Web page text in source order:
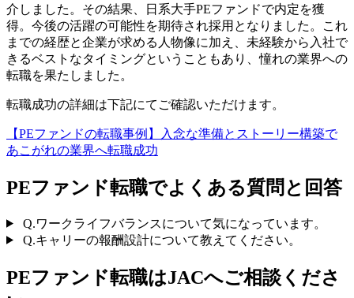
介しました。その結果、日系大手PEファンドで内定を獲
得。今後の活躍の可能性を期待され採用となりました。これ
までの経歴と企業が求める人物像に加え、未経験から入社で
きるベストなタイミングということもあり、憧れの業界への
転職を果たしました。
転職成功の詳細は下記にてご確認いただけます。
【PEファンドの転職事例】入念な準備とストーリー構築で
あこがれの業界へ転職成功
PEファンド転職でよくある質問と回答
Q.ワークライフバランスについて気になっています。
Q.キャリーの報酬設計について教えてください。
PEファンド転職はJACへご相談くださ